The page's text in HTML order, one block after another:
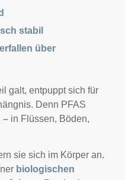
stabil
über
galt, entpuppt sich für
Denn PFAS
– in Flüssen, Böden,
sie sich im Körper an.
biologischen